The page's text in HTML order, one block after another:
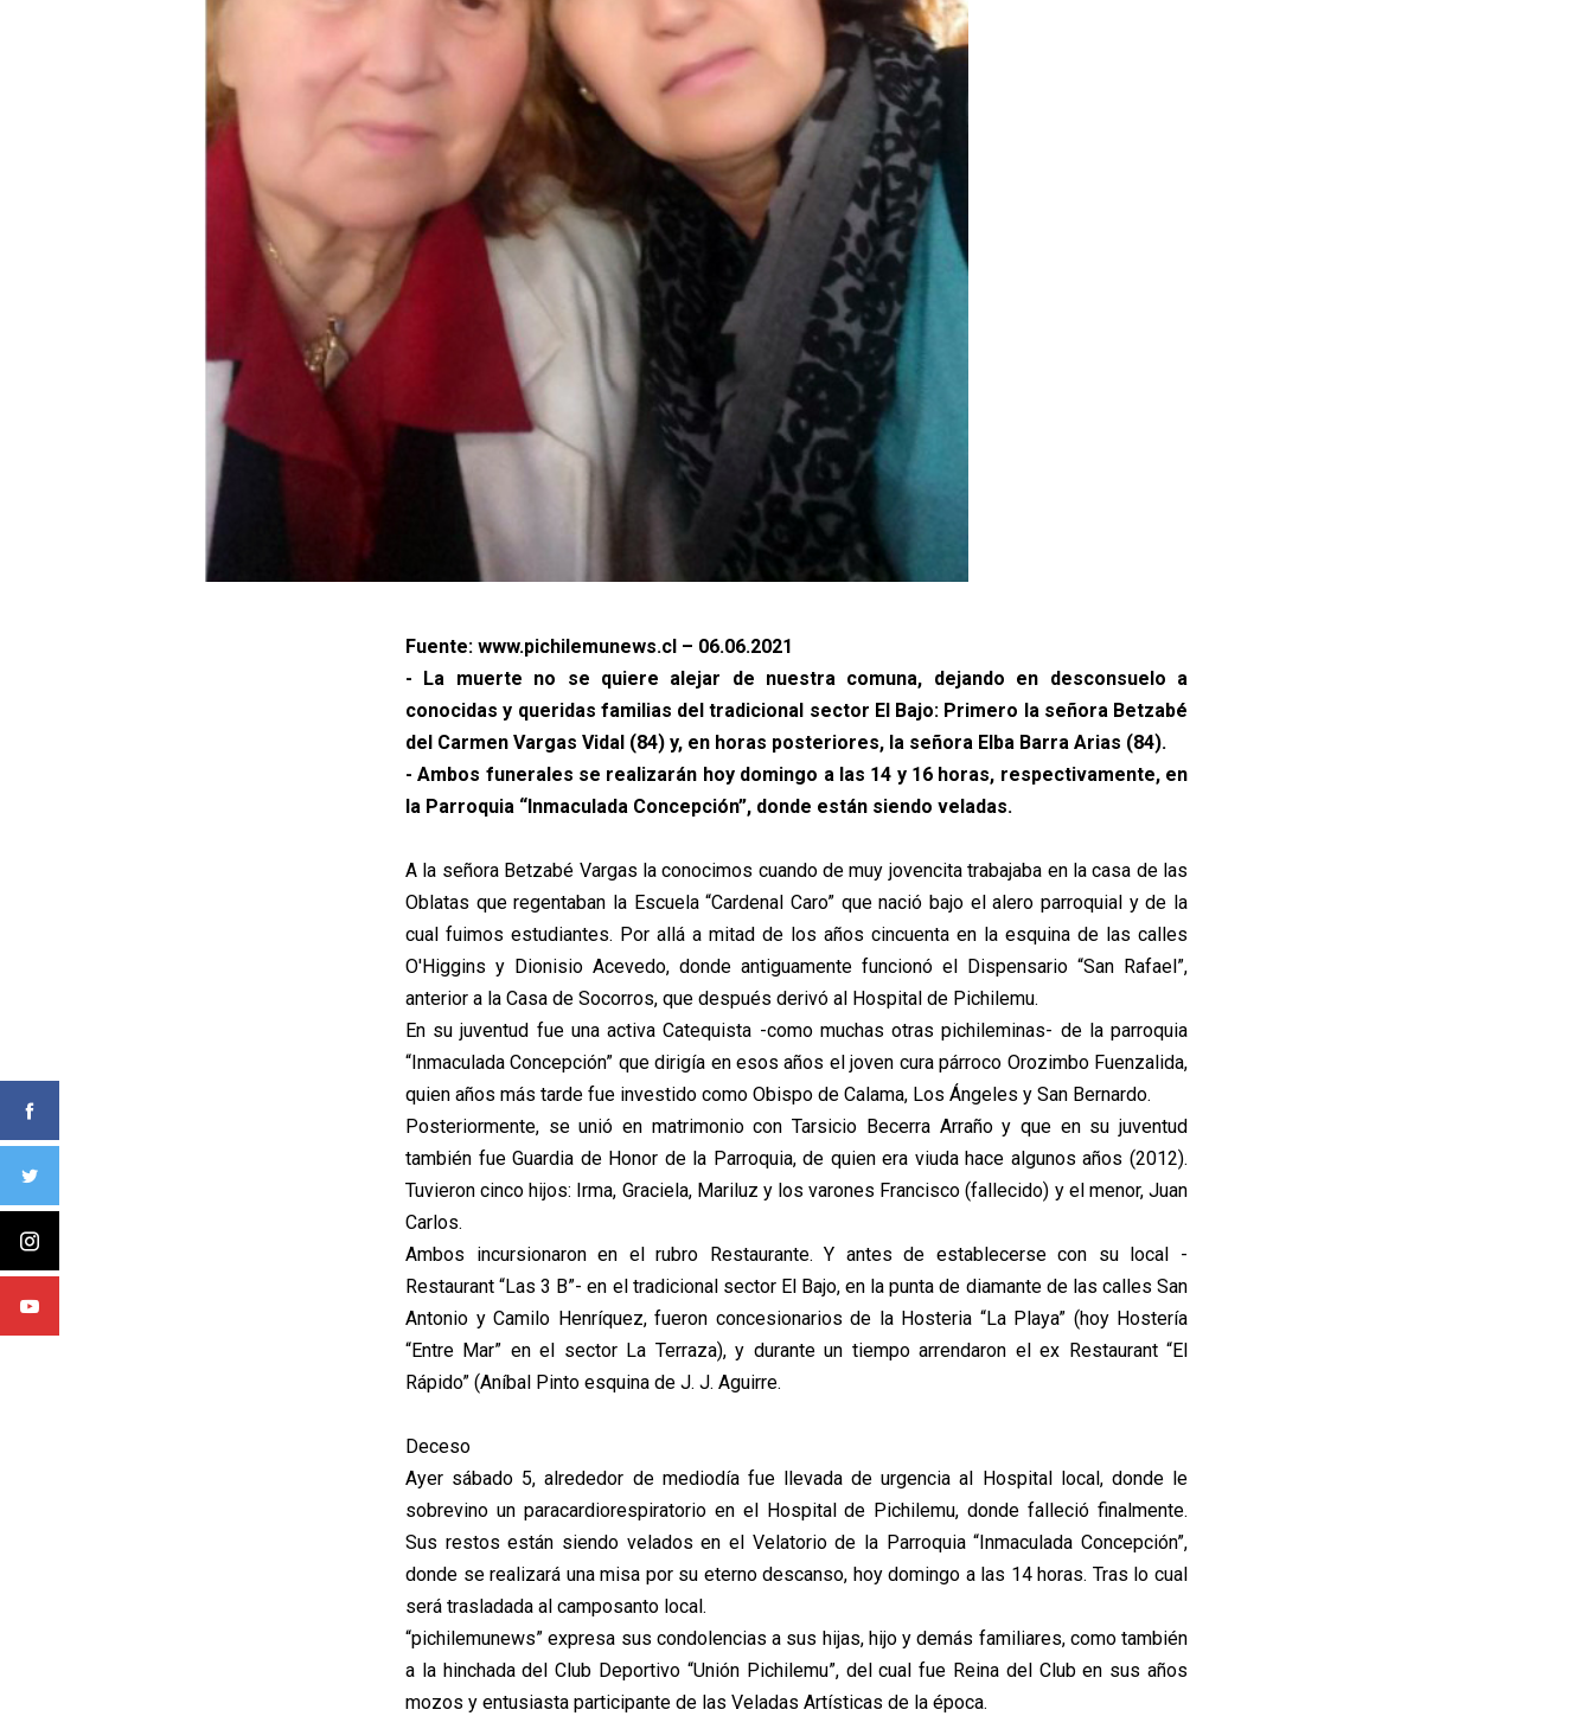
Fuente: www.pichilemunews.cl – 06.06.2021
- La muerte no se quiere alejar de nuestra comuna, dejando en desconsuelo a
conocidas y queridas familias del tradicional sector El Bajo: Primero la señora Betzabé
del Carmen Vargas Vidal (84) y, en horas posteriores, la señora Elba Barra Arias (84).
- Ambos funerales se realizarán hoy domingo a las 14 y 16 horas, respectivamente, en
la Parroquia “Inmaculada Concepción”, donde están siendo veladas.
A la señora Betzabé Vargas la conocimos cuando de muy jovencita trabajaba en la casa de las
Oblatas que regentaban la Escuela “Cardenal Caro” que nació bajo el alero parroquial y de la
cual fuimos estudiantes. Por allá a mitad de los años cincuenta en la esquina de las calles
O'Higgins y Dionisio Acevedo, donde antiguamente funcionó el Dispensario “San Rafael”,
anterior a la Casa de Socorros, que después derivó al Hospital de Pichilemu.
En su juventud fue una activa Catequista -como muchas otras pichileminas- de la parroquia
“Inmaculada Concepción” que dirigía en esos años el joven cura párroco Orozimbo Fuenzalida,
quien años más tarde fue investido como Obispo de Calama, Los Ángeles y San Bernardo.
Posteriormente, se unió en matrimonio con Tarsicio Becerra Arraño y que en su juventud
también fue Guardia de Honor de la Parroquia, de quien era viuda hace algunos años (2012).
Tuvieron cinco hijos: Irma, Graciela, Mariluz y los varones Francisco (fallecido) y el menor, Juan
Carlos.
Ambos incursionaron en el rubro Restaurante. Y antes de establecerse con su local -
Restaurant “Las 3 B”- en el tradicional sector El Bajo, en la punta de diamante de las calles San
Antonio y Camilo Henríquez, fueron concesionarios de la Hosteria “La Playa” (hoy Hostería
“Entre Mar” en el sector La Terraza), y durante un tiempo arrendaron el ex Restaurant “El
Rápido” (Aníbal Pinto esquina de J. J. Aguirre.
Deceso
Ayer sábado 5, alrededor de mediodía fue llevada de urgencia al Hospital local, donde le
sobrevino un paracardiorespiratorio en el Hospital de Pichilemu, donde falleció finalmente.
Sus restos están siendo velados en el Velatorio de la Parroquia “Inmaculada Concepción”,
donde se realizará una misa por su eterno descanso, hoy domingo a las 14 horas. Tras lo cual
será trasladada al camposanto local.
“pichilemunews” expresa sus condolencias a sus hijas, hijo y demás familiares, como también
a la hinchada del Club Deportivo “Unión Pichilemu”, del cual fue Reina del Club en sus años
mozos y entusiasta participante de las Veladas Artísticas de la época.